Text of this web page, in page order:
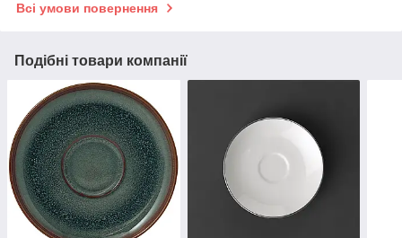
Всі умови повернення
Подібні товари компанії